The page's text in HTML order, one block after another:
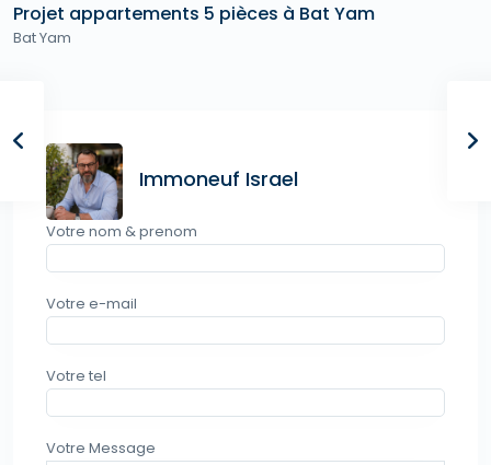
Projet appartements 5 pièces à Bat Yam
Bat Yam
Immoneuf Israel
Votre nom & prenom
Votre e-mail
Votre tel
Votre Message